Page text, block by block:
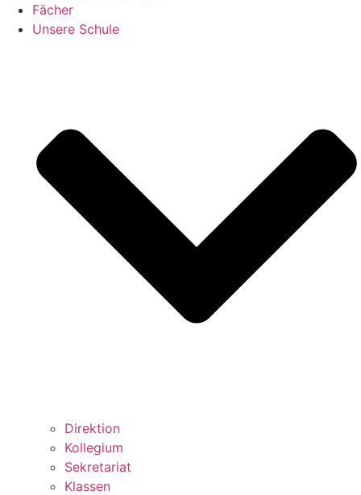
Fächer
Unsere Schule
Direktion
Kollegium
Sekretariat
Klassen